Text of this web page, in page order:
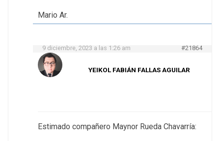
Mario Ar.
9 diciembre, 2023 a las 1:26 am #21864
YEIKOL FABIÁN FALLAS AGUILAR
Estimado compañero Maynor Rueda Chavarría: